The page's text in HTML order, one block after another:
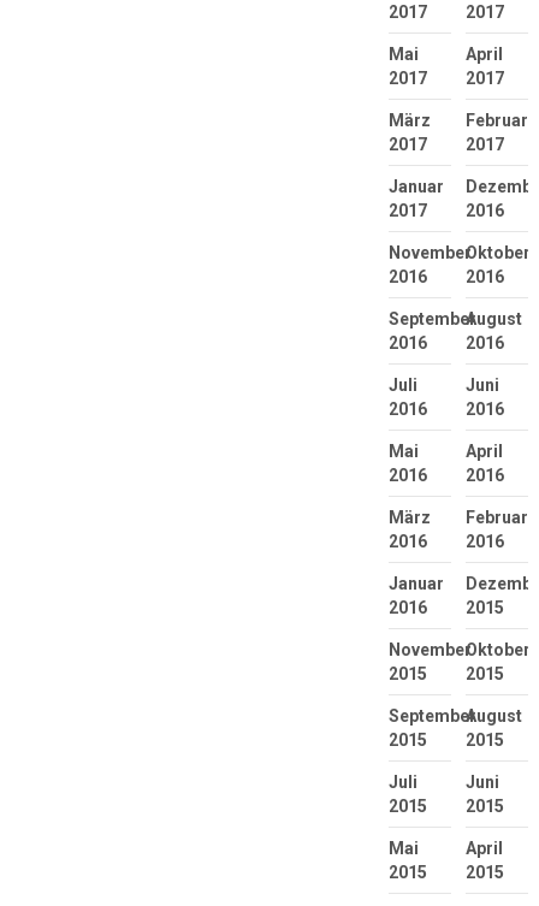
2017
2017
Mai
2017
April
2017
März
2017
Februar
2017
Januar
2017
2016
November
2016
Oktober
2016
September
2016
August
2016
Juli
2016
Juni
2016
Mai
2016
April
2016
März
2016
Februar
2016
Januar
2016
2015
November
2015
Oktober
2015
September
2015
August
2015
Juli
2015
Juni
2015
Mai
2015
April
2015